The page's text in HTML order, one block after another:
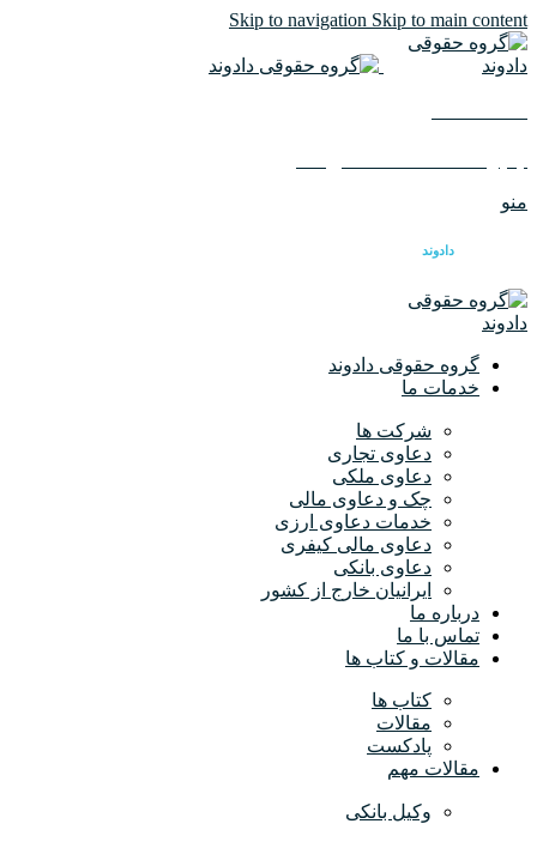
Skip to navigation Skip to main content
منو
دادوند
گروه حقوقی دادوند
خدمات ما
شرکت ها
دعاوی تجاری
دعاوی ملکی
چک و دعاوی مالی
خدمات دعاوی ارزی
دعاوی مالی کیفری
دعاوی بانکی
ایرانیان خارج از کشور
درباره ما
تماس با ما
مقالات و کتاب ها
کتاب ها
مقالات
پادکست
مقالات مهم
وکیل بانکی